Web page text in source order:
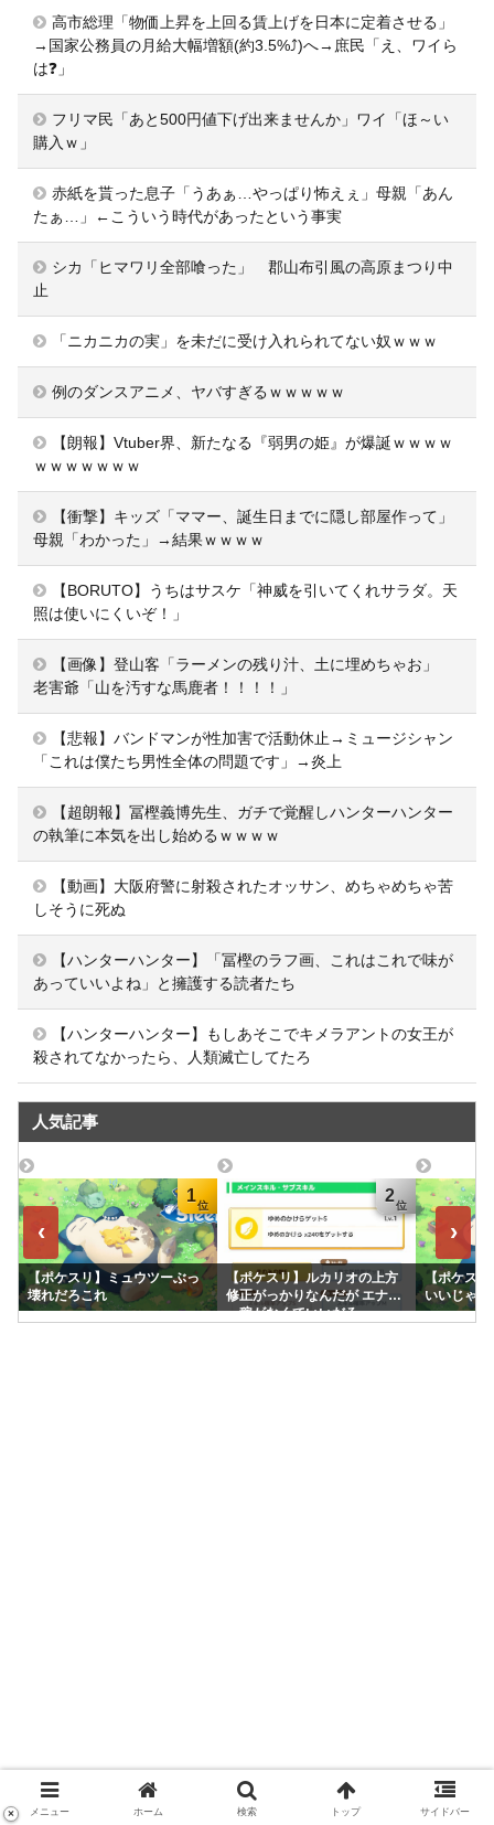
高市総理「物価上昇を上回る賃上げを日本に定着させる」
→国家公務員の月給大幅増額(約3.5%⤴)へ→庶民「え、ワイら
は❓」
フリマ民「あと500円値下げ出来ませんか」ワイ「ほ～い
購入ｗ」
赤紙を貰った息子「うあぁ…やっぱり怖えぇ」母親「あん
たぁ…」←こういう時代があったという事実
シカ「ヒマワリ全部喰った」 郡山布引風の高原まつり中
止
「ニカニカの実」を未だに受け入れられてない奴ｗｗｗ
例のダンスアニメ、ヤバすぎるｗｗｗｗｗ
【朗報】Vtuber界、新たなる『弱男の姫』が爆誕ｗｗｗｗ
ｗｗｗｗｗｗｗ
【衝撃】キッズ「ママー、誕生日までに隠し部屋作って」
母親「わかった」→結果ｗｗｗｗ
【BORUTO】うちはサスケ「神威を引いてくれサラダ。天
照は使いにくいぞ！」
【画像】登山客「ラーメンの残り汁、土に埋めちゃお」
老害爺「山を汚すな馬鹿者！！！！」
【悲報】バンドマンが性加害で活動休止→ミュージシャン
「これは僕たち男性全体の問題です」→炎上
【超朗報】冨樫義博先生、ガチで覚醒しハンターハンター
の執筆に本気を出し始めるｗｗｗｗ
【動画】大阪府警に射殺されたオッサン、めちゃめちゃ苦
しそうに死ぬ
【ハンターハンター】「冨樫のラフ画、これはこれで味が
あっていいよね」と擁護する読者たち
【ハンターハンター】もしあそこでキメラアントの女王が
殺されてなかったら、人類滅亡してたろ
人気記事
‹
1
【ポケスリ】ミュウツーぶっ
壊れだろこれ
2
【ポケスリ】ルカリオの上方
修正がっかりなんだが エナジ
ー稼がなくていいだろ
【ポケス
いいじゃん
›
メニュー ホーム 検索 トップ サイドバー
×